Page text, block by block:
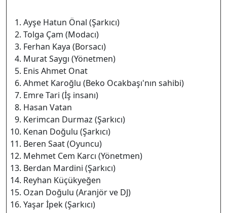
Ayşe Hatun Önal (Şarkıcı)
Tolga Çam (Modacı)
Ferhan Kaya (Borsacı)
Murat Saygı (Yönetmen)
Enis Ahmet Onat
Ahmet Karoğlu (Beko Ocakbaşı'nın sahibi)
Emre Tari (İş insanı)
Hasan Vatan
Kerimcan Durmaz (Şarkıcı)
Kenan Doğulu (Şarkıcı)
Beren Saat (Oyuncu)
Mehmet Cem Karcı (Yönetmen)
Berdan Mardini (Şarkıcı)
Reyhan Küçükyeğen
Ozan Doğulu (Aranjör ve DJ)
Yaşar İpek (Şarkıcı)